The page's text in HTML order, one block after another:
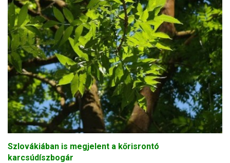
Szlovákiában is megjelent a kőrisrontó
karcsúdíszbogár